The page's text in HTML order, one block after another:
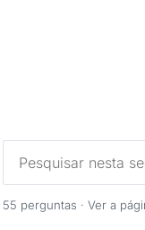
55 perguntas · Ver a